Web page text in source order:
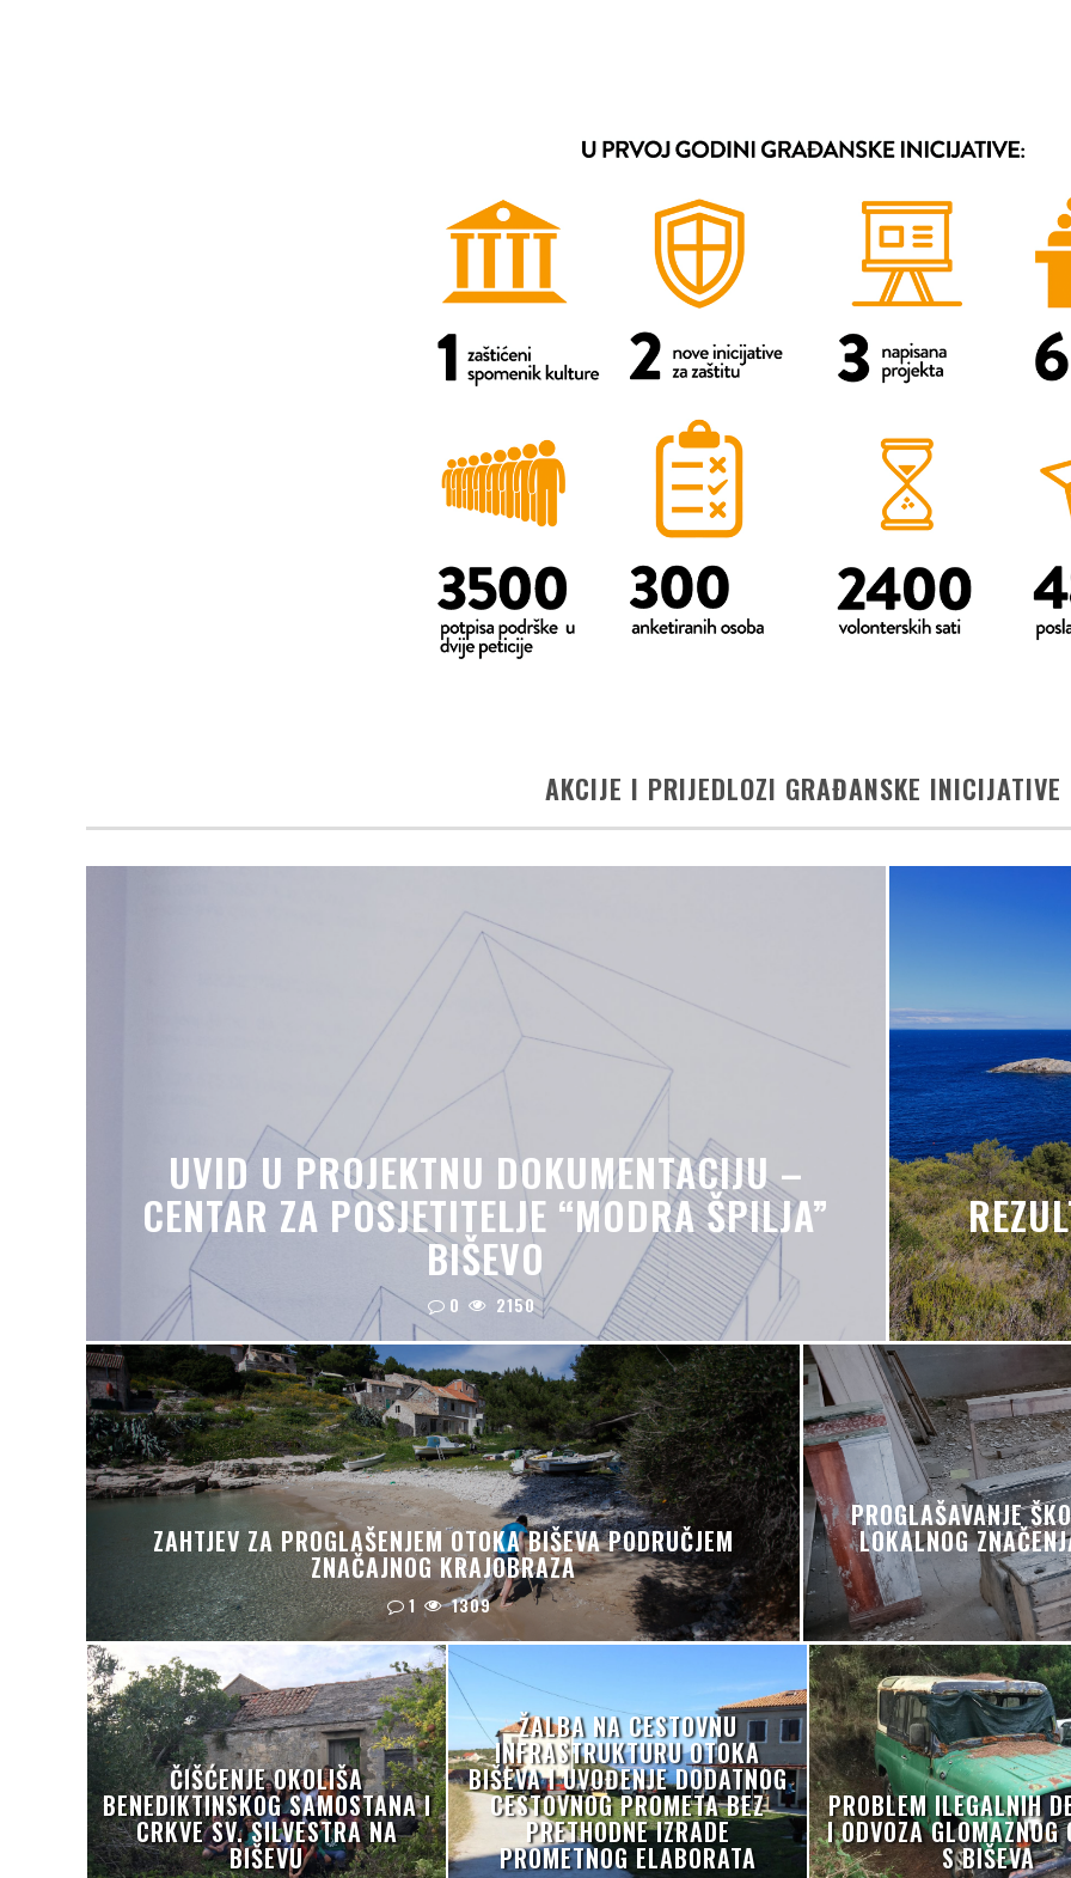
AKCIJE I PRIJEDLOZI GRAĐANSKE INICIJATIVE
UVID U PROJEKTNU DOKUMENTACIJU –
CENTAR ZA POSJETITELJE “MODRA ŠPILJA”
BIŠEVO
0 2150
ZAHTJEV ZA PROGLAŠENJEM OTOKA BIŠEVA PODRUČJEM
ZNAČAJNOG KRAJOBRAZA
1 1309
PROGLAŠAVANJE
LOKALNOG
ČIŠĆENJE OKOLIŠA
BENEDIKTINSKOG SAMOSTANA I
CRKVE SV. SILVESTRA NA
BIŠEVU
ŽALBA NA CESTOVNU
INFRASTRUKTURU OTOKA
BIŠEVA I UVOĐENJE DODATNOG
CESTOVNOG PROMETA BEZ
PRETHODNE IZRADE
PROMETNOG ELABORATA
PROBLEM ILEGALNIH
I ODVOZA GLOMAZNOG
S BIŠEVA